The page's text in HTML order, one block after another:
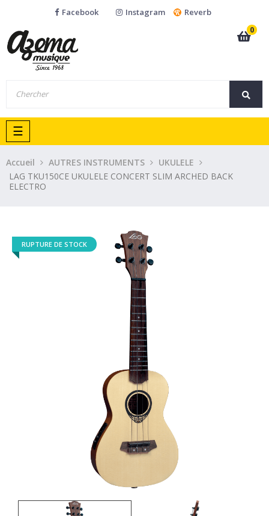
Facebook Instagram
Reverb
0
Basculer
la
navigation
☰
Accueil AUTRES INSTRUMENTS
UKULELE
LAG TKU150CE UKULELE CONCERT SLIM ARCHED BACK
ELECTRO
RUPTURE DE STOCK